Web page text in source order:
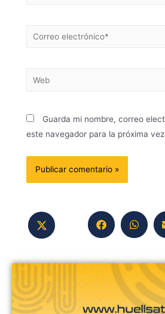
Guarda mi nombre, correo
este navegador para la próxima